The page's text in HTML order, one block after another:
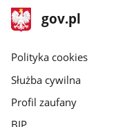
stopka
gov.pl
Strona
gov.pl
gov.pl
Polityka cookies
Służba cywilna
Profil zaufany